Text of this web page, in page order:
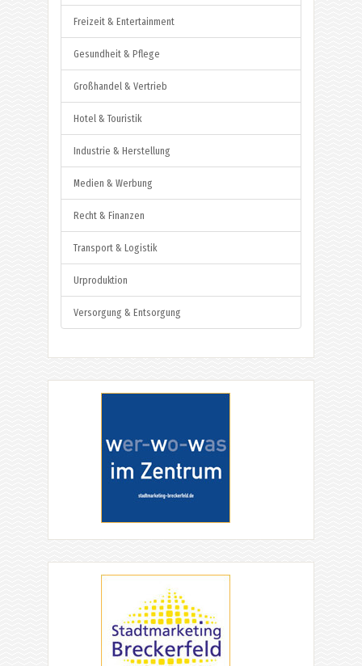
Freizeit & Entertainment
Gesundheit & Pflege
Großhandel & Vertrieb
Hotel & Touristik
Industrie & Herstellung
Medien & Werbung
Recht & Finanzen
Transport & Logistik
Urproduktion
Versorgung & Entsorgung